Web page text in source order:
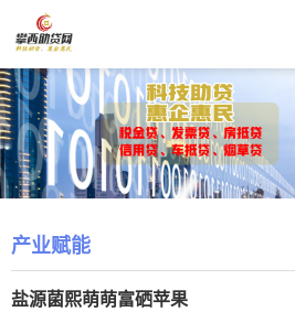
产业赋能
盐源菌熙萌萌富硒苹果